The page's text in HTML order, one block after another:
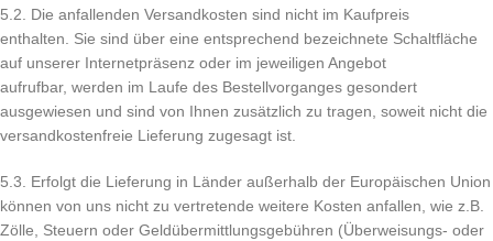
5.2. Die anfallenden Versandkosten sind nicht im Kaufpreis
enthalten. Sie sind über eine entsprechend bezeichnete Schaltfläche
auf unserer Internetpräsenz oder im jeweiligen Angebot
aufrufbar, werden im Laufe des Bestellvorganges gesondert
ausgewiesen und sind von Ihnen zusätzlich zu tragen, soweit nicht die
versandkostenfreie Lieferung zugesagt ist.
5.3. Erfolgt die Lieferung in Länder außerhalb der Europäischen Union
können von uns nicht zu vertretende weitere Kosten anfallen, wie z.B.
Zölle, Steuern oder Geldübermittlungsgebühren (Überweisungs- oder